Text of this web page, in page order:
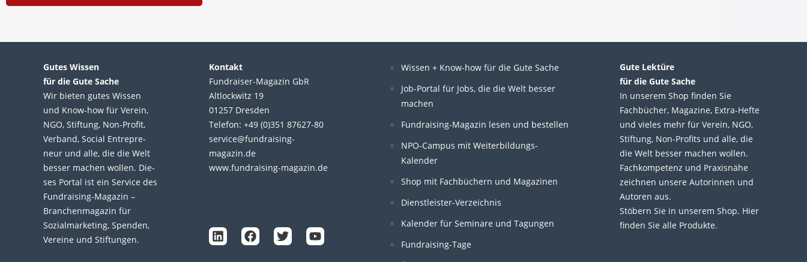
Gutes Wissen
für die Gute Sache
Wir bie­ten gutes Wis­sen
und Know-how für Ver­ein,
NGO, Stif­tung, Non-Profit,
Ver­band, Social Entre­pre­
neur und alle, die die Welt
bes­ser machen wol­len. Die­
ses Por­tal ist ein Service des
Fund­raising-Magazin –
Bran­chen­magazin für
Sozial­marke­ting, Spen­den,
Ver­eine und Stif­tun­gen.
Kontakt
Fundraiser-Magazin GbR
Altlockwitz 19
01257 Dresden
Telefon: +49 (0)351 87627-80
service@fundraising-
magazin.de
www.fundraising-magazin.de
k
e
e
b
t
t
t
u
Wissen + Know-how für die Gute Sache
Job-Portal für Jobs, die die Welt besser
machen
Fundraising-Magazin lesen und bestellen
NPO-Campus mit Weiterbildungs-
Kalender
Shop mit Fachbüchern und Magazinen
Dienstleister-Verzeichnis
Kalender für Seminare und Tagungen
Fundraising-Tage
Gute Lektüre
für die Gute Sache
In unserem Shop finden Sie
Fachbücher, Magazine, Extra-Hefte
und vieles mehr für Verein, NGO,
Stiftung, Non-Profits und alle, die
die Welt besser machen wollen.
Fachkompetenz und Praxisnähe
zeichnen unsere Autorinnen und
Autoren aus.
Stöbern Sie in unserem Shop. Hier
finden Sie alle Produkte.